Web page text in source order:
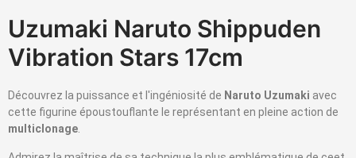
Uzumaki Naruto Shippuden
Vibration Stars 17cm
Découvrez la puissance et l'ingéniosité de Naruto Uzumaki avec
cette figurine époustouflante le représentant en pleine action de
multiclonage